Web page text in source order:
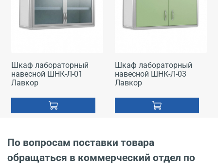
Шкаф лабораторный
навесной ШНК-Л-01
Лавкор
Шкаф лабораторный
навесной ШНК-Л-03
Лавкор
По вопросам поставки товара
обращаться в коммерческий отдел по